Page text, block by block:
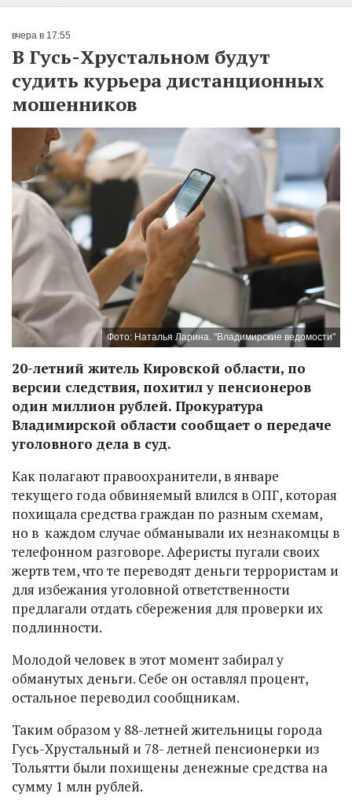
вчера в 17:55
В Гусь-Хрустальном будут
судить курьера дистанционных
мошенников
Фото: Наталья Ларина. "Владимирские ведомости"
20-летний житель Кировской области, по
версии следствия, похитил у пенсионеров
один миллион рублей. Прокуратура
Владимирской области сообщает о передаче
уголовного дела в суд.
Как полагают правоохранители, в январе
текущего года обвиняемый влился в ОПГ, которая
похищала средства граждан по разным схемам,
но в каждом случае обманывали их незнакомцы в
телефонном разговоре. Аферисты пугали своих
жертв тем, что те переводят деньги террористам и
для избежания уголовной ответственности
предлагали отдать сбережения для проверки их
подлинности.
Молодой человек в этот момент забирал у
обманутых деньги. Себе он оставлял процент,
остальное переводил сообщникам.
Таким образом у 88-летней жительницы города
Гусь-Хрустальный и 78- летней пенсионерки из
Тольятти были похищены денежные средства на
сумму 1 млн рублей.